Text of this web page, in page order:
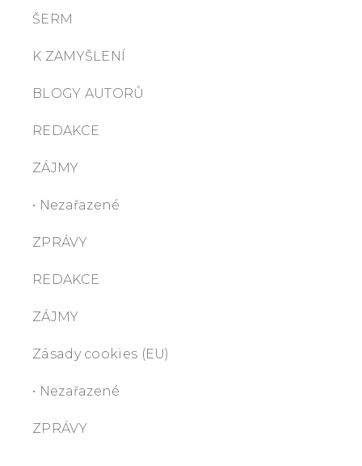
ŠERM
K ZAMYŠLENÍ
BLOGY AUTORŮ
REDAKCE
ZÁJMY
• Nezařazené
ZPRÁVY
REDAKCE
ZÁJMY
Zásady cookies (EU)
• Nezařazené
ZPRÁVY